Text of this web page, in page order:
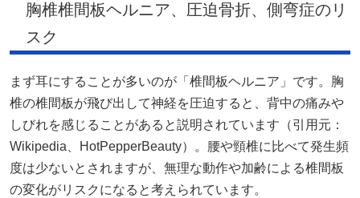
胸椎椎間板ヘルニア、圧迫骨折、側弯症のリ
スク
まず耳にすることが多いのが「椎間板ヘルニア」です。胸
椎の椎間板が飛び出して神経を圧迫すると、背中の痛みや
しびれを感じることがあると説明されています（引用元：
Wikipedia
HotPepperBeauty）。腰や頸椎に比べて発生頻
度は少ないとされますが、無理な動作や加齢による椎間板
の変化がリスクになると考えられています。